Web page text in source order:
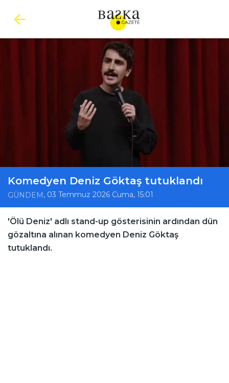
Komedyen Deniz Göktaş tutuklandı
GÜNDEM , 03 Temmuz 2026 Cuma, 15:01
'Ölü Deniz' adlı stand-up gösterisinin ardından dün
gözaltına alınan komedyen Deniz Göktaş
tutuklandı.